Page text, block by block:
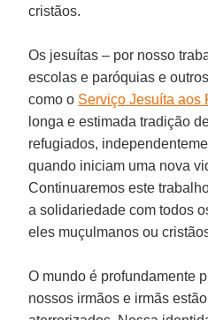
cristãos.
Os jesuítas – por nosso
escolas e paróquias e
como o Serviço Jesuíta aos
longa e estimada tradição
refugiados,
quando iniciam uma nova
Continuaremos este
a solidariedade com todos
eles muçulmanos ou
O mundo é profundamente
nossos irmãos e irmãs